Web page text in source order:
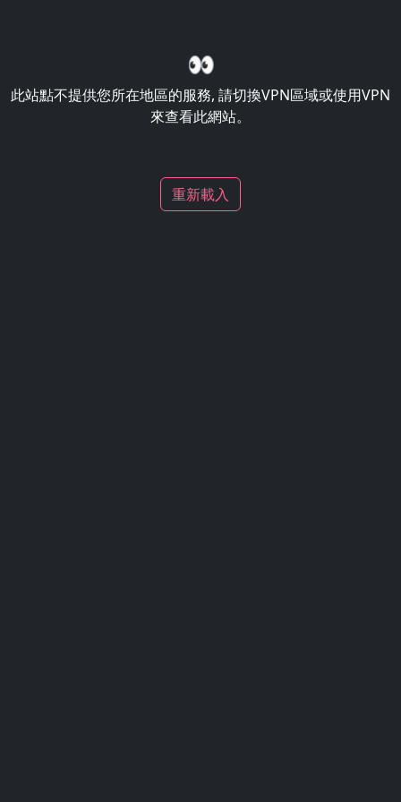
👀
此站點不提供您所在地區的服務, 請切換VPN區域或使用VPN
來查看此網站。
重新載入